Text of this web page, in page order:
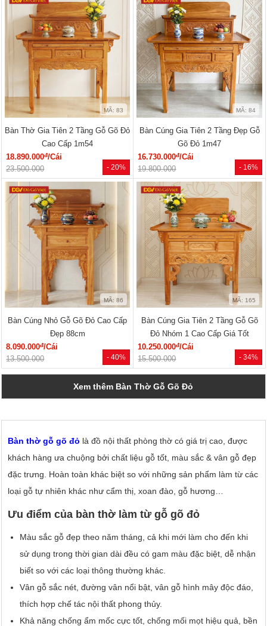
- 20%
MÃ: 83
Bàn Thờ Gia Tiên 2 Tầng Gỗ Gõ Đỏ
Cao Cấp 1m54
18.890.000đ/Cái
23.500.000
- 16%
MÃ: 84
Bàn Cúng Gia Tiên 2 Tầng Đẹp Gỗ
Gõ Đỏ 1m47
16.730.000đ/Cái
19.800.000
- 40%
MÃ: 86
Bàn Cúng Nhỏ Gỗ Gõ Đỏ Cao Cấp
Đẹp 88cm
8.090.000đ/Cái
13.500.000
- 34%
MÃ: 165
Bàn Cúng Gia Tiên 2 Tầng Gỗ Gõ
Đỏ Nhóm 1 Cao Cấp Giá Tốt
10.250.000đ/Cái
15.500.000
Xem thêm Bàn Thờ Gỗ Gõ Đỏ
Bàn thờ gỗ gõ đỏ là đồ nội thất phòng thờ có giá trị cao, được
khách hàng ưa chuộng bởi chất liệu gỗ tốt, màu sắc & vân gỗ đẹp
đặc trưng. Hoàn toàn khác biệt so với những sản phẩm làm từ các
loại gỗ tự nhiên khác như cẩm thị, xoan đào, gỗ hương…
Ưu điểm của bàn thờ làm từ gỗ gõ đỏ
Màu sắc gỗ đẹp theo năm tháng, cả khi mới làm cho đến khi
sử dụng trong thời gian dài đều có gam màu đặc biệt, dễ nhận
biết so với các loại thông thường khác.
Vân gỗ sắc nét, đường vân nổi bật, vân gỗ hình mây độc đáo,
thích hợp chế tác nội thất phong thủy.
Khả năng chống ẩm mốc cực tốt, chống mối mọt hiệu quả, bền